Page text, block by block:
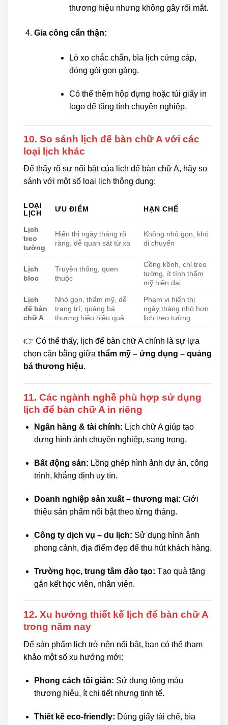
thương hiệu nhưng không gây rối mắt.
Gia công cẩn thận:
Lò xo chắc chắn, bìa lịch cứng cáp,
đóng gói gọn gàng.
Có thể thêm hộp đựng hoặc túi giấy in
logo để tăng tính chuyên nghiệp.
10. So sánh lịch để bàn chữ A với các
loại lịch khác
Để thấy rõ sự nổi bật của lịch để bàn chữ A, hãy so
sánh với một số loại lịch thông dụng:
LOẠI
LỊCH
ƯU ĐIỂM HẠN CHẾ
Lịch
treo
tường
Hiển thị ngày tháng rõ
ràng, dễ quan sát từ xa
Không nhỏ gọn, khó
di chuyển
Lịch
bloc
Truyền thống, quen
thuộc
Cồng kềnh, chỉ treo
tường, ít tính thẩm
mỹ hiện đại
Lịch
để bàn
chữ A
Nhỏ gọn, thẩm mỹ, dễ
trang trí, quảng bá
thương hiệu hiệu quả
Phạm vi hiển thị
ngày tháng nhỏ hơn
lịch treo tường
👉 Có thể thấy, lịch để bàn chữ A chính là sự lựa
chọn cân bằng giữa thẩm mỹ – ứng dụng – quảng
bá thương hiệu.
11. Các ngành nghề phù hợp sử dụng
lịch để bàn chữ A in riêng
Ngân hàng & tài chính: Lịch chữ A giúp tạo
dựng hình ảnh chuyên nghiệp, sang trọng.
Bất động sản: Lồng ghép hình ảnh dự án, công
trình, khẳng định uy tín.
Doanh nghiệp sản xuất – thương mại: Giới
thiệu sản phẩm nổi bật theo từng tháng.
Công ty dịch vụ – du lịch: Sử dụng hình ảnh
phong cảnh, địa điểm đẹp để thu hút khách hàng.
Trường học, trung tâm đào tạo: Tạo quà tặng
gắn kết học viên, nhân viên.
12. Xu hướng thiết kế lịch để bàn chữ A
trong năm nay
Để sản phẩm lịch trở nên nổi bật, bạn có thể tham
khảo một số xu hướng mới:
Phong cách tối giản: Sử dụng tông màu
thương hiệu, ít chi tiết nhưng tinh tế.
Thiết kế eco-friendly: Dùng giấy tái chế, bìa